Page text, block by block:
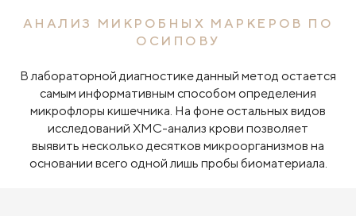
АНАЛИЗ МИКРОБНЫХ МАРКЕРОВ ПО
ОСИПОВУ
В лабораторной диагностике данный метод остается
самым информативным способом определения
микрофлоры кишечника. На фоне остальных видов
исследований ХМС-анализ крови позволяет
выявить несколько десятков микроорганизмов на
основании всего одной лишь пробы биоматериала.